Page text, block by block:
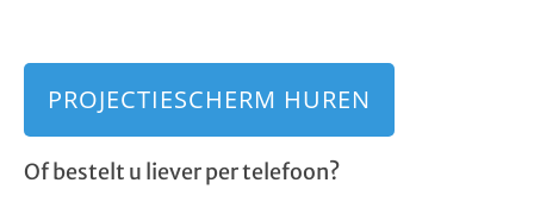
PROJECTIESCHERM HUREN
Of bestelt u liever per telefoon?